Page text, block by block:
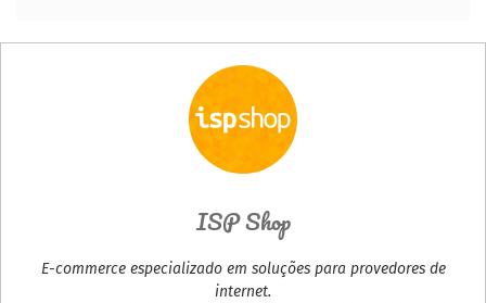
ISP Shop
E-commerce especializado em soluções para provedores de
internet.